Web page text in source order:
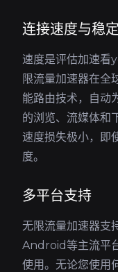
连接速度与稳
速度是评估加速
限流量加速器在全
能路由技术，自动
的浏览、流媒体和
速度损失极小，即
度。
多平台支持
无限流量加速器支
Android等主流平
使用。无论您使用